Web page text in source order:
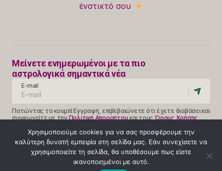
ένστικτό σου
Μείνετε ενημερωμένοι με τα πιο
αστρολογικά σημαντικά νέα
E-mail
Πατώντας το κουμπί Εγγραφή, επιβεβαιώνετε ότι έχετε διαβάσει και
συμφωνείτε με τηνΠολιτική Απορρήτουκαι τουςΌρους Χρήσης
Χρησιμοποιούμε cookies για να σας προσφέρουμε την
καλύτερη δυνατή εμπειρία στη σελίδα μας. Εάν συνεχίσετε να
χρησιμοποιείτε τη σελίδα, θα υποθέσουμε πως είστε
ικανοποιημένοι με αυτό.